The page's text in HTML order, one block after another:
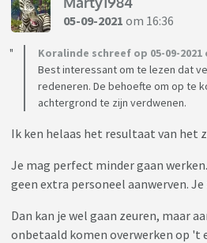
05-09-2021 om 16:36
Koralinde schreef op 05-09-2021
Best interessant om te lezen dat
redeneren. De behoefte om op te
achtergrond te zijn verdwenen.
Ik ken helaas het resultaat van het
Je mag perfect minder gaan
geen extra personeel aanwerven.
Dan kan je wel gaan zeuren, maar
onbetaald komen overwerken op 't